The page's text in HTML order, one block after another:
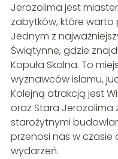
Jerozolima jest
zabytków, które
Jednym z
Świątynne, gdzie
Kopuła Skalna. To
wyznawców islamu,
Kolejną atrakcją jest
oraz Stara Jerozolima
starożytnymi
przenosi nas w czasie
wydarzeń.